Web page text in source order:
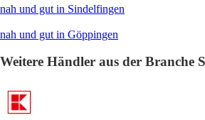
nah und gut in Sindelfingen
nah und gut in Göppingen
Weitere Händler aus der Branche